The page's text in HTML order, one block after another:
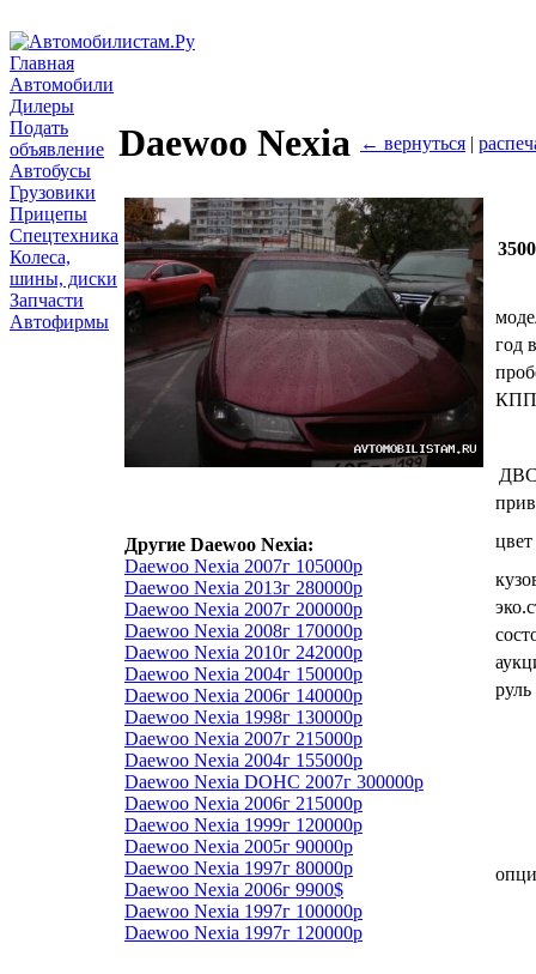
Главная
Автомобили
Дилеры
Подать
объявление
Автобусы
Грузовики
Прицепы
Спецтехника
Колеса,
шины, диски
Запчасти
Автофирмы
Daewoo Nexia ← вернуться |
Другие Daewoo Nexia:
Daewoo Nexia 2007г 105000р
Daewoo Nexia 2013г 280000р
Daewoo Nexia 2007г 200000р
Daewoo Nexia 2008г 170000р
Daewoo Nexia 2010г 242000р
Daewoo Nexia 2004г 150000р
Daewoo Nexia 2006г 140000р
Daewoo Nexia 1998г 130000р
Daewoo Nexia 2007г 215000р
Daewoo Nexia 2004г 155000р
Daewoo Nexia DOHC 2007г 300000р
Daewoo Nexia 2006г 215000р
Daewoo Nexia 1999г 120000р
Daewoo Nexia 2005г 90000р
Daewoo Nexia 1997г 80000р
Daewoo Nexia 2006г 9900$
Daewoo Nexia 1997г 100000р
Daewoo Nexia 1997г 120000р
год
КПП
цвет
руль